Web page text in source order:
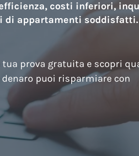
costi inferiori,
di appartamenti soddisfatti.
prova gratuita e scopri
puoi risparmiare con